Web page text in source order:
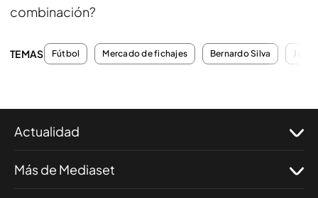
combinación?
TEMAS Fútbol Mercado de fichajes Bernardo Silva José
Actualidad
Más de Mediaset